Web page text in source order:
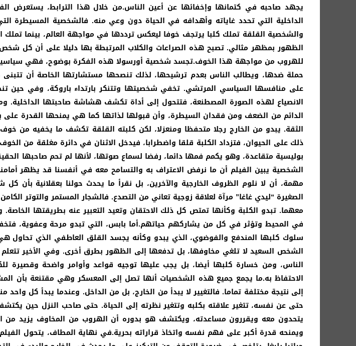
يجهد صاحبه في كتمانها وإخفائها عن أعين الناس.من خلال هذا الترابط، يستعرض
الداخلية التي تحدد غاياته وأهدافه في الحياة دون وعي منه. فالشخصية المسيطرة
والشخصية القلقة تملك كلبا يرتجف خوفا ليعكس ترددها في مواجهة العالم، بينما
الظهور بمظهر مثالي. تصبح هذه الصراعات والكلاب المرتبطة بها دليلا على أن كل
للهروب من مواجهة هذا الخوف.تجسد شخصية أورسولا هذه الفكرة بوضوح، فهي سياسية
حملة ضدها، ويطالب الناس بعدم ترشيحها، لذلك تنصحها مستشارتها الخاصة أن تتبنى
على منافسها السياسي المرتشي. تخفي شخصيتها وتتنكر بارتداء باروكة، وفي حين
الانصياع لهذه الصورة المصطنعة، فتتحول إلى أداة تكشف هشاشة صاحبتها
الدائم من الضعف ومن فقدان السيطرة، وأن قبولها لذاتها كما هي يمنحها القدرة على
الثقة. يبدو من الخارج رجلا متحفظا ومنعزلا، لكن كلبته القلقة تكشف ما يخفيه من
ذلك على الحيوان، فتزداد الكلبة قلقا واضطرابا، فيدخل الاثنان في دائرة مغلقة من
بوليسية متقاعدة، وهو يكمم فمها دائما، رفضا لسماع صوتها، لأنها لم تحم صاحبها
الشخصية يبين الفيلم أن ما نرفض الاعتراف به والتسامح معه في أنفسنا قد يظهر
مهمة، أن لا نلوم الظروف الخارجية والآخرين، بل نقرأ ما يحدث حولنا بعقلانية
الصغيرة “ليدي غاغا” مرآة لعلاقة زوجية تعاني من التصدع. فالشجار المستمر والتوتر
معهما. تبدو الكلبة وكأنها تمتص كل ذلك الاحتقان وتعيد التعبير عنه بطريقتها
في المحيط وتؤثر في كل من يشاركهم حياتهم.أما بابس، التي تبدو مرحة وعفوية،
سلوك كلبها المندفع والفوضوي، الذي يبدو وكأنه يجسد القلق العاطفي الذي تحاول
الشخص السعيد لا تلغي مخاوفها، بل تدفعها إلى الظهور بطرق أخرى. وفي الأخير
الناس، ومن خسارة كلبها أيضا، بل يجب عليها توجيه قواعد وأوامر واضحة وقصيرة
الاحتفاظ به.ما يجمع جميع هذه الشخصيات أنها تصل إلى المعسكر وهي مقتنعة بأن
إلى نتيجة مختلفة تماما. فالتغيير لا يبدأ من الخارج، بل من الداخل. وعندما يبدأ كل
حتى عن نفسه، تتغير علاقته بكلبه وتتغير نظرته إلى الحياة. حتى صاحب النزل حين
يتحدون معه ويقررون مساعدته، ويكتشف هو بدوره أن الهروب من المخاوف يزيد من
ويمنحه قدرة أكبر على فهم نفسه واتخاذ قراراته بحرية.في نهاية المطاف، يتحول